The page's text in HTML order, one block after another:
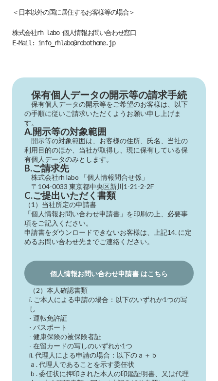
＜日本以外の国に居住するお客様等の場合＞
株式会社rh labo 個人情報お問い合わせ窓口
E-Mail: info_rhlabo@robothome.jp
保有個人データの開示等の請求手続
保有個人データの開示等をご希望のお客様は、以下
の手順に従いご請求いただくようお願い申し上げま
す。
A.開示等の対象範囲
開示等の対象範囲は、お客様の住所、氏名、当社の
利用目的のほか、当社が取得し、現に保有している保
有個人データのみとします。
B.ご請求先
株式会社rh labo 「個人情報問合せ係」
〒104-0033 東京都中央区新川1-21-2-2F
C.ご提出いただく書類
（1）当社所定の申請書
「個人情報お問い合わせ申請書」を印刷の上、必要事
項をご記入ください。
申請書をダウンロードできないお客様は、上記14. に定
めるお問い合わせ先までご連絡ください。
個人情報お問い合わせ申請書 はこちら
（2）本人確認書類
i. ご本人による申請の場合：以下のいずれか1つの写
し
- 運転免許証
- パスポート
- 健康保険の被保険者証
- 在留カードの写しのいずれか1つ
ii. 代理人による申請の場合：以下のａ＋ｂ
ａ. 代理人であることを示す委任状
ｂ. 委任状に押印された本人の印鑑証明書、又は代理